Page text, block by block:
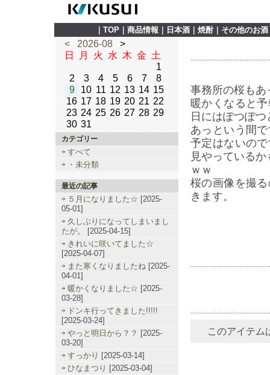
TOP 商品情報 日本酒 焼酎｜ その他のお酒
事務所の桜も
暖かくなると
日にはぽつぽ
あっという間
予定はないの
見やっている
ｗｗ
桜の画像を撮
きます。
このアイテム
< 2026-08 >
日
月 火 水 木 金 土
1
2
3 4 5 6 7
8
9
10 11 12 13 14 15
16 17 18 19 20 21 22
23 24 25 26 27 28 29
30 31
カテゴリー
すべて
・未分類
最近の記事
５月になりました☆ [2025-
05-01]
久しぶりになってしまいまし
たが。
[2025-04-15]
きれいに咲いてました☆
[2025-04-07]
また寒くなりましたね [2025-
04-01]
暖かくなりました☆ [2025-
03-28]
ドンキ行ってきました!!!!!
[2025-03-24]
やっと明日から？？ [2025-
03-20]
すっかり [2025-03-14]
ひなまつり [2025-03-04]